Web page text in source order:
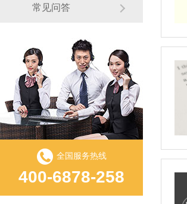
常见问答
全国服务热线
400-6878-258